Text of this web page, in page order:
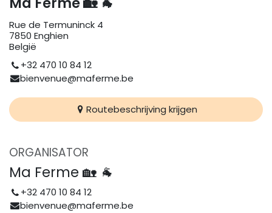
Rue de Termuninck 4
7850 Enghien
België
+32 470 10 84 12
bienvenue@maferme.be
Routebeschrijving krijgen
ORGANISATOR
Ma Ferme 🏡 🐐
+32 470 10 84 12
bienvenue@maferme.be